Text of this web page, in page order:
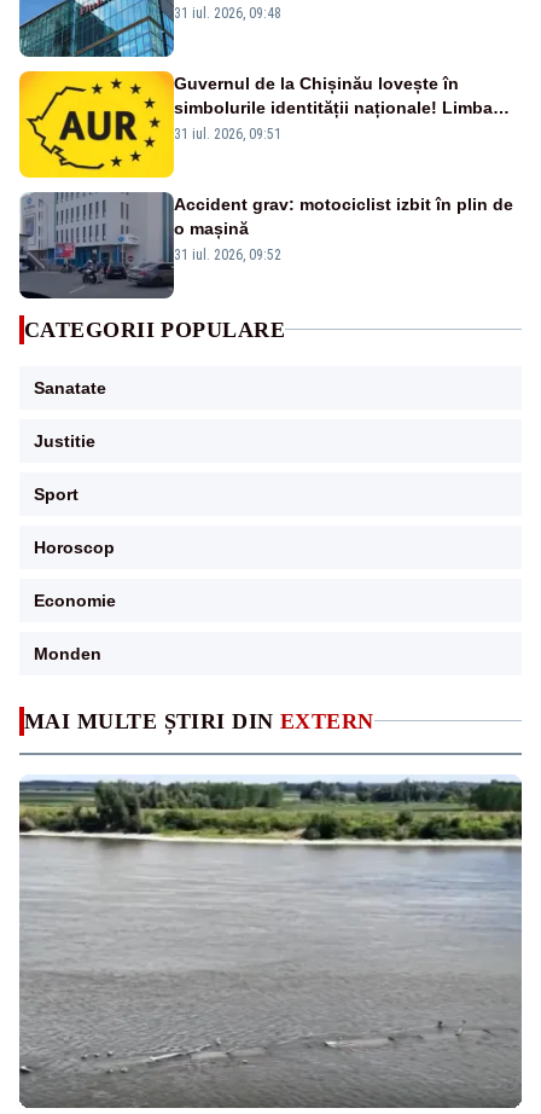
MAI MULTE ȘTIRI DIN EXTERN
efectele retrogradării la categoria „junk”
31 iul. 2026, 09:48
Guvernul de la Chișinău lovește în
simbolurile identității naționale! Limba
română nu se economisește! Limba
31 iul. 2026, 09:51
Accident grav: motociclist izbit în plin de
o mașină
31 iul. 2026, 09:52
CATEGORII POPULARE
Sanatate
Justitie
Sport
Horoscop
Economie
Monden